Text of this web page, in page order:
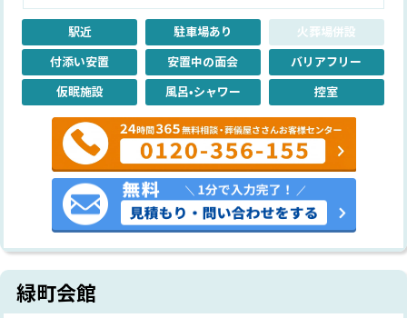
駅近 駐車場あり
火葬場併設
付添い安置
安置中の面会
バリアフリー
仮眠施設
風呂•シャワー 控室
緑町会館